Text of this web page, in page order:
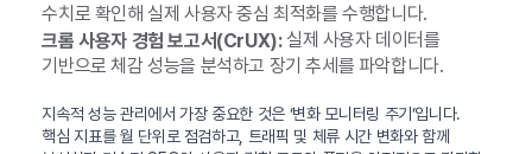
수치로 확인해 실제 사용자 중심 최적화를 수행합니다.
크롬 사용자 경험 보고서(CrUX):실제 사용자 데이터를
기반으로 체감 성능을 분석하고 장기 추세를 파악합니다.
지속적 성능 관리에서 가장 중요한 것은 ‘변화 모니터링 주기’입니다.
핵심 지표를 월 단위로 점검하고, 트래픽 및 체류 시간 변화와 함께